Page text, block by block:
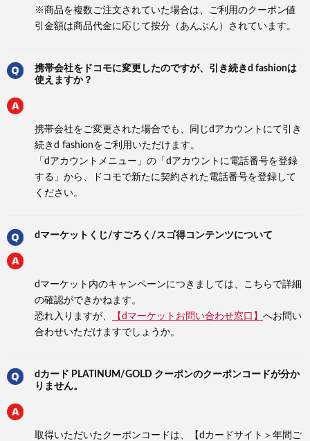
※商品を複数ご注文されていた場合は、ご利用のクーポン値
引金額は商品代金に応じて按分（あんぶん）されています。
携帯会社をドコモに変更したのですが、引き続きd fashionは
使えますか？
携帯会社をご変更された場合でも、同じdアカウントにて引き
続きd fashionをご利用いただけます。
「dアカウントメニュー」の「dアカウントに電話番号を登録
する」から、ドコモで新たに契約された電話番号を登録して
ください。
dマーケットくじ/すごろく/スゴ得コンテンツについて
dマーケット内のキャンペーンにつきましては、こちらで詳細
の確認ができかねます。
恐れ入りますが、
【dマーケットお問い合わせ窓口】 へお問い
合わせいただけますでしょうか。
dカード PLATINUM/GOLD クーポンのクーポンコードが分か
りません。
取得いただいたクーポンコードは、【dカードサイト＞年間ご